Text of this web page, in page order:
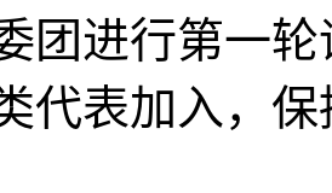
团进行第一
代表加入，